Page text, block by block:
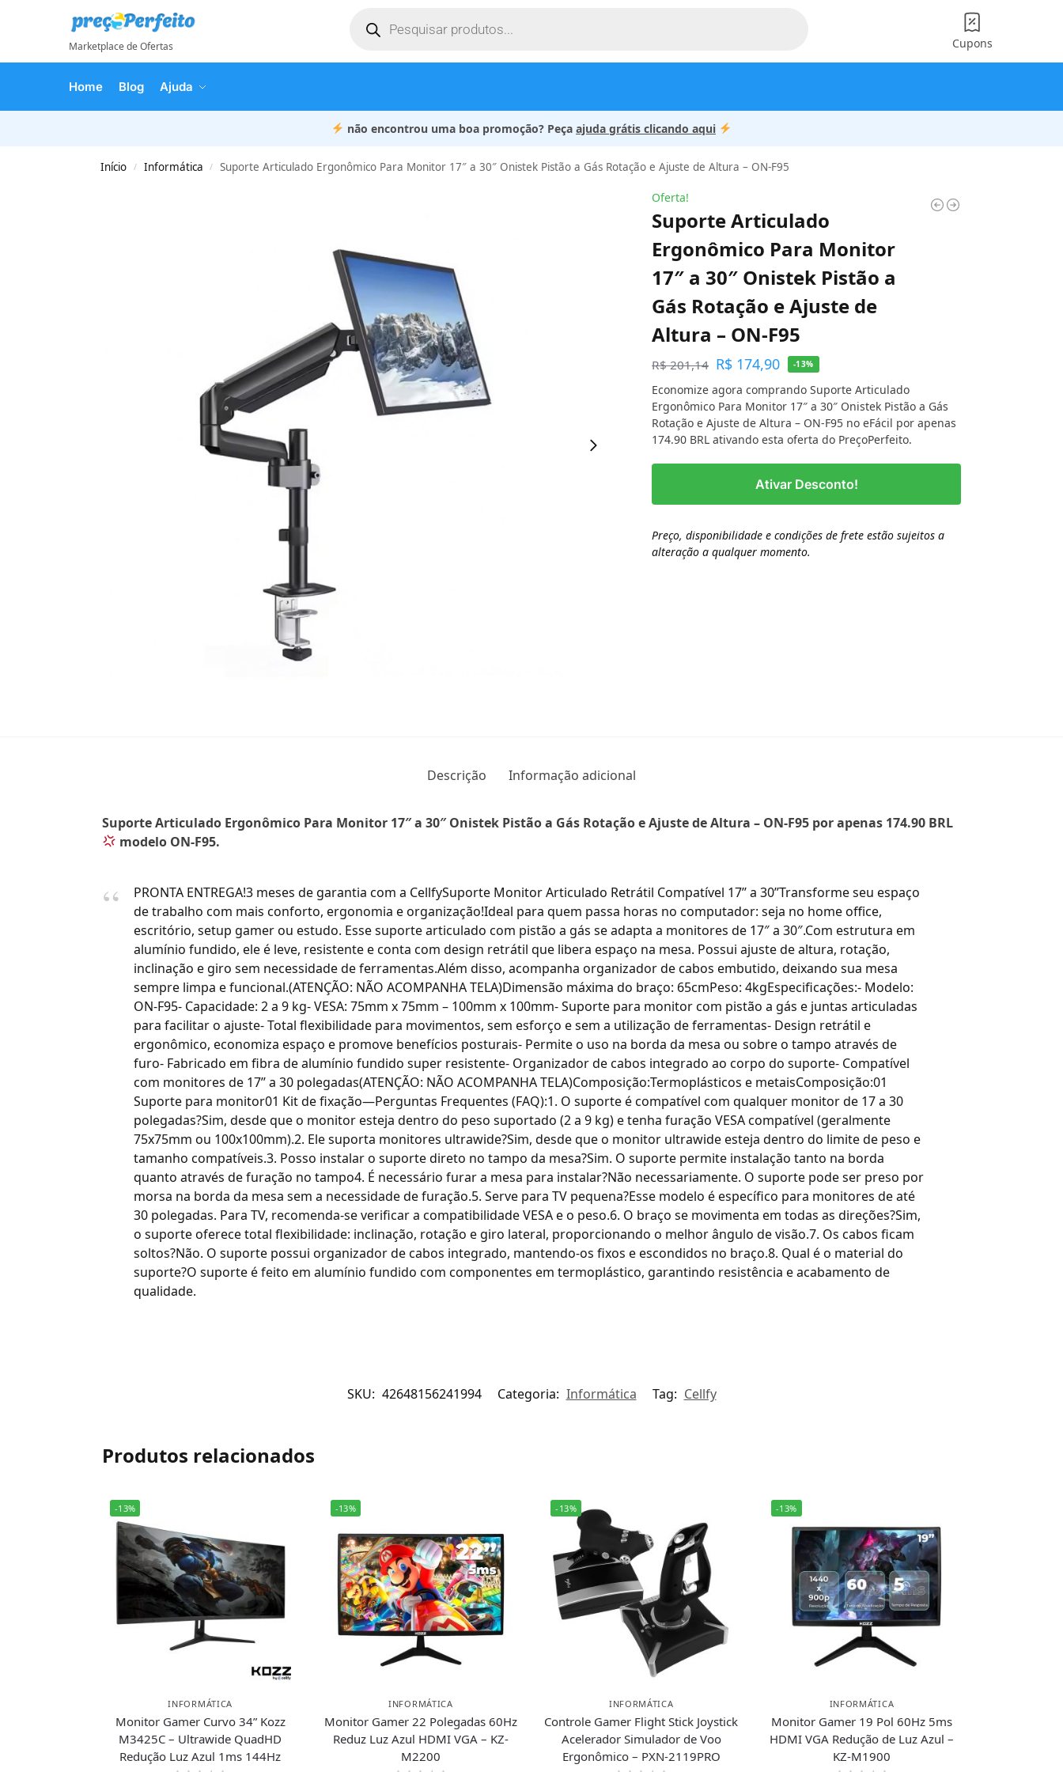
Marketplace de Ofertas Cupons
Home Blog Ajuda
não encontrou uma boa promoção? Peça ajuda grátis clicando aqui
Início / Informática / Suporte Articulado Ergonômico Para Monitor 17″ a 30″ Onistek Pistão a Gás Rotação e Ajuste de Altura – ON-F95
Oferta!
Suporte Articulado
Ergonômico Para Monitor
17″ a 30″ Onistek Pistão a
Gás Rotação e Ajuste de
Altura – ON-F95
R$201,14 R$ 174,90 -13%
Economize agora comprando Suporte Articulado
Ergonômico Para Monitor 17″ a 30″ Onistek Pistão a Gás
Rotação e Ajuste de Altura – ON-F95 no eFácil por apenas
174.90 BRL ativando esta oferta do PreçoPerfeito.
Ativar Desconto!
Preço, disponibilidade e condições de frete estão sujeitos a
alteração a qualquer momento.
Descrição Informação adicional
Suporte Articulado Ergonômico Para Monitor 17″ a 30″ Onistek Pistão a Gás Rotação e Ajuste de Altura – ON-F95 por apenas 174.90 BRL
modelo ON-F95.
PRONTA ENTREGA!3 meses de garantia com a CellfySuporte Monitor Articulado Retrátil Compatível 17’’ a 30’’Transforme seu espaço
de trabalho com mais conforto, ergonomia e organização!Ideal para quem passa horas no computador: seja no home office,
escritório, setup gamer ou estudo. Esse suporte articulado com pistão a gás se adapta a monitores de 17″ a 30″.Com estrutura em
alumínio fundido, ele é leve, resistente e conta com design retrátil que libera espaço na mesa. Possui ajuste de altura, rotação,
inclinação e giro sem necessidade de ferramentas.Além disso, acompanha organizador de cabos embutido, deixando sua mesa
sempre limpa e funcional.(ATENÇÃO: NÃO ACOMPANHA TELA)Dimensão máxima do braço: 65cmPeso: 4kgEspecificações:- Modelo:
ON-F95- Capacidade: 2 a 9 kg- VESA: 75mm x 75mm – 100mm x 100mm- Suporte para monitor com pistão a gás e juntas articuladas
para facilitar o ajuste- Total flexibilidade para movimentos, sem esforço e sem a utilização de ferramentas- Design retrátil e
ergonômico, economiza espaço e promove benefícios posturais- Permite o uso na borda da mesa ou sobre o tampo através de
furo- Fabricado em fibra de alumínio fundido super resistente- Organizador de cabos integrado ao corpo do suporte- Compatível
com monitores de 17’’ a 30 polegadas(ATENÇÃO: NÃO ACOMPANHA TELA)Composição:Termoplásticos e metaisComposição:01
Suporte para monitor01 Kit de fixação—Perguntas Frequentes (FAQ):1. O suporte é compatível com qualquer monitor de 17 a 30
polegadas?Sim, desde que o monitor esteja dentro do peso suportado (2 a 9 kg) e tenha furação VESA compatível (geralmente
75x75mm ou 100x100mm).2. Ele suporta monitores ultrawide?Sim, desde que o monitor ultrawide esteja dentro do limite de peso e
tamanho compatíveis.3. Posso instalar o suporte direto no tampo da mesa?Sim. O suporte permite instalação tanto na borda
quanto através de furação no tampo4. É necessário furar a mesa para instalar?Não necessariamente. O suporte pode ser preso por
morsa na borda da mesa sem a necessidade de furação.5. Serve para TV pequena?Esse modelo é específico para monitores de até
30 polegadas. Para TV, recomenda-se verificar a compatibilidade VESA e o peso.6. O braço se movimenta em todas as direções?Sim,
o suporte oferece total flexibilidade: inclinação, rotação e giro lateral, proporcionando o melhor ângulo de visão.7. Os cabos ficam
soltos?Não. O suporte possui organizador de cabos integrado, mantendo-os fixos e escondidos no braço.8. Qual é o material do
suporte?O suporte é feito em alumínio fundido com componentes em termoplástico, garantindo resistência e acabamento de
qualidade.
SKU: 42648156241994 Categoria: Informática Tag: Cellfy
Produtos relacionados
-13%
INFORMÁTICA
Monitor Gamer Curvo 34” Kozz
M3425C – Ultrawide QuadHD
Redução Luz Azul 1ms 144Hz
-13%
INFORMÁTICA
Monitor Gamer 22 Polegadas 60Hz
Reduz Luz Azul HDMI VGA – KZ-
M2200
-13%
INFORMÁTICA
Controle Gamer Flight Stick Joystick
Acelerador Simulador de Voo
Ergonômico – PXN-2119PRO
-13%
INFORMÁTICA
Monitor Gamer 19 Pol 60Hz 5ms
HDMI VGA Redução de Luz Azul –
KZ-M1900